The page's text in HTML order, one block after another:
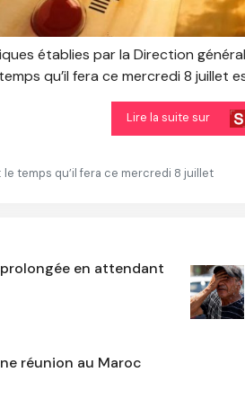
établies par la Direction
qu’il fera ce mercredi 8 juillet
Lire la suite sur
le temps qu’il fera ce mercredi 8 juillet
en attendant
réunion au Maroc